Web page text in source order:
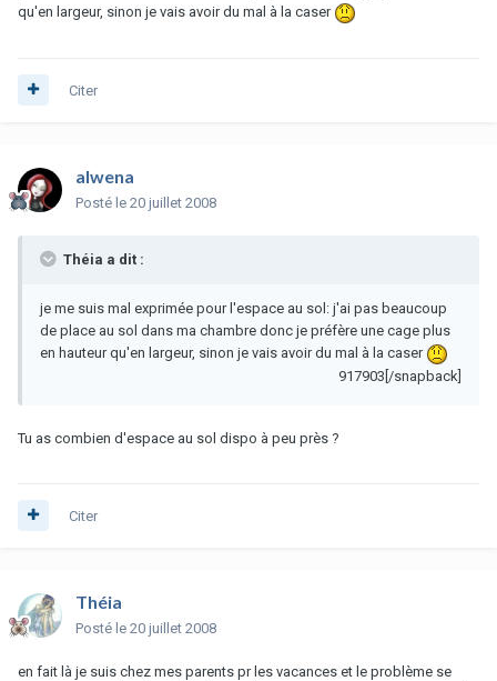
qu'en largeur, sinon je vais avoir du mal à la caser
Citer
alwena
Posté le 20 juillet 2008
Théia a dit :
je me suis mal exprimée pour l'espace au sol: j'ai pas beaucoup
de place au sol dans ma chambre donc je préfère une cage plus
en hauteur qu'en largeur, sinon je vais avoir du mal à la caser
917903[/snapback]
Tu as combien d'espace au sol dispo à peu près ?
Citer
Théia
Posté le 20 juillet 2008
en fait là je suis chez mes parents pr les vacances et le problème se